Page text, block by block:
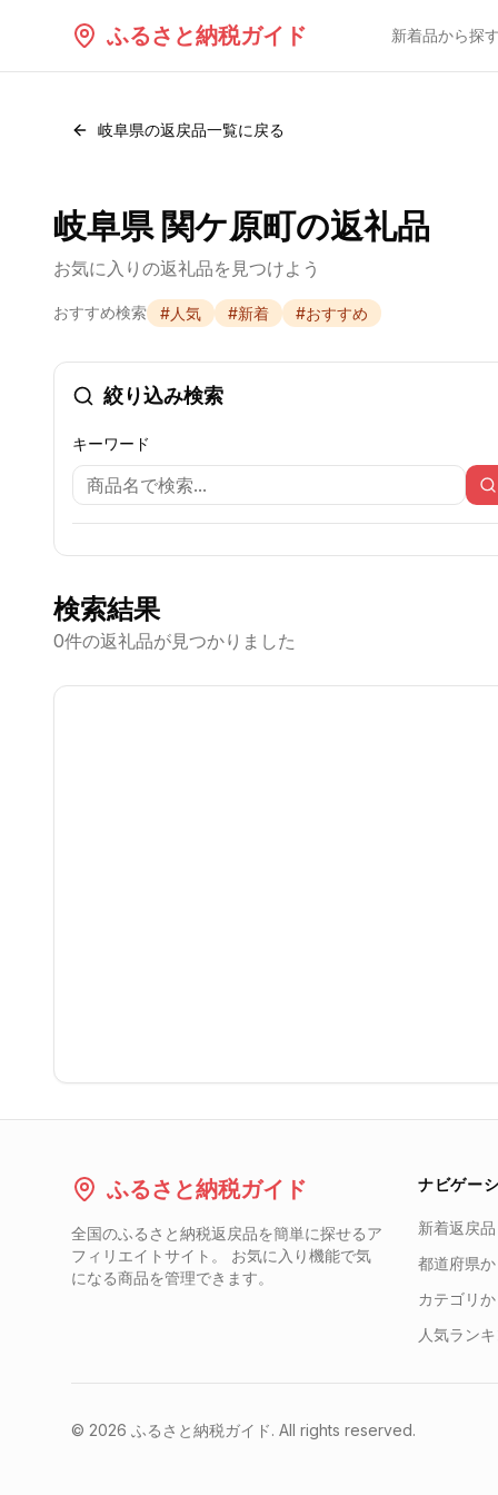
ふるさと納税ガイド 新着品から探
岐阜県の返戻品一覧に戻る
岐阜県 関ケ原町の返礼品
お気に入りの返礼品を見つけよう
おすすめ検索 #人気 #新着 #おすすめ
絞り込み検索
キーワード
検索結果
0件の返礼品が見つかりました
ふるさと納税ガイド
全国のふるさと納税返戻品を簡単に探せるア
フィリエイトサイト。 お気に入り機能で気
になる商品を管理できます。
ナビゲー
新着返戻品
都道府県
カテゴリ
人気ラン
© 2026 ふるさと納税ガイド. All rights reserved.